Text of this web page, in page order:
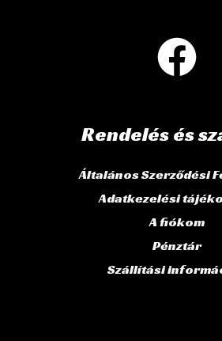
Rendelés és
Általános Szerződési
Adatkezelési
A fiókom
Pénztár
Szállítási